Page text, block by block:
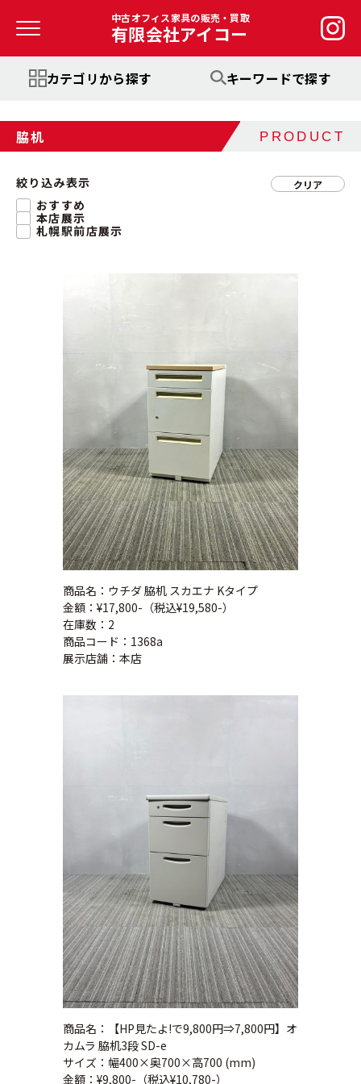
中古オフィス家具の販売・買取
有限会社アイコー
カテゴリから探す キーワードで探す
脇机 PRODUCT
絞り込み表示
おすすめ
本店展示
札幌駅前店展示
クリア
商品名：ウチダ 脇机 スカエナ Kタイプ
金額：¥17,800-（税込¥19,580-）
在庫数：2
商品コード：1368a
展示店舗：本店
商品名：【HP見たよ!で9,800円⇒7,800円】オ
カムラ 脇机3段 SD-e
サイズ：幅400×奥700×高700 (mm)
金額：¥9,800-（税込¥10,780-）